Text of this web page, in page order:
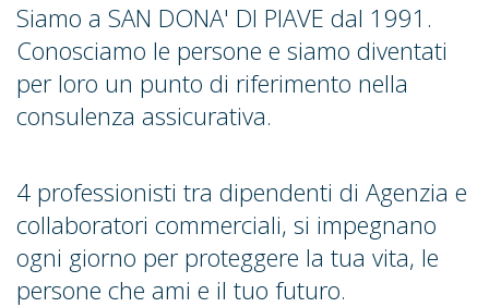
Siamo a SAN DONA' DI PIAVE dal 1991.
Conosciamo le persone e siamo diventati
per loro un punto di riferimento nella
consulenza assicurativa.
4 professionisti tra dipendenti di Agenzia e
collaboratori commerciali, si impegnano
ogni giorno per proteggere la tua vita, le
persone che ami e il tuo futuro.